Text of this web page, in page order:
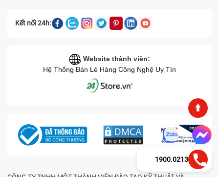
Kết nối 24h:
Website thành viên:
Hệ Thống Bán Lẻ Hàng Công Nghệ Uy Tín
1900.0213